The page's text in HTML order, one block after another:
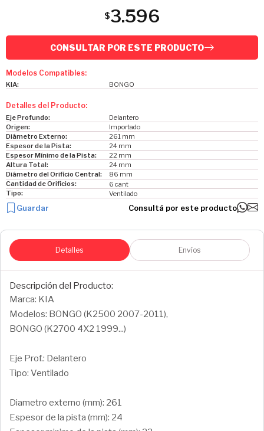
$3.596
CONSULTAR POR ESTE PRODUCTO
Modelos Compatibles:
KIA: BONGO
Detalles del Producto:
Eje Profundo:
Delantero
Origen:
Importado
Diámetro Externo:
261 mm
Espesor de la Pista:
24 mm
Espesor Mínimo de la Pista:
22 mm
Altura Total:
24 mm
Diámetro del Orificio Central:
86 mm
Cantidad de Orificios:
6 cant
Tipo:
Ventilado
Guardar Consultá por este producto
Detalles Envíos
Descripción del Producto:
Marca: KIA
Modelos: BONGO (K2500 2007-2011),
BONGO (K2700 4X2 1999...)
Eje Prof.: Delantero
Tipo: Ventilado
Diametro externo (mm): 261
Espesor de la pista (mm): 24